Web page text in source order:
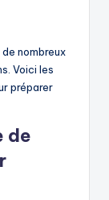
nombreux
Voici les
préparer
de